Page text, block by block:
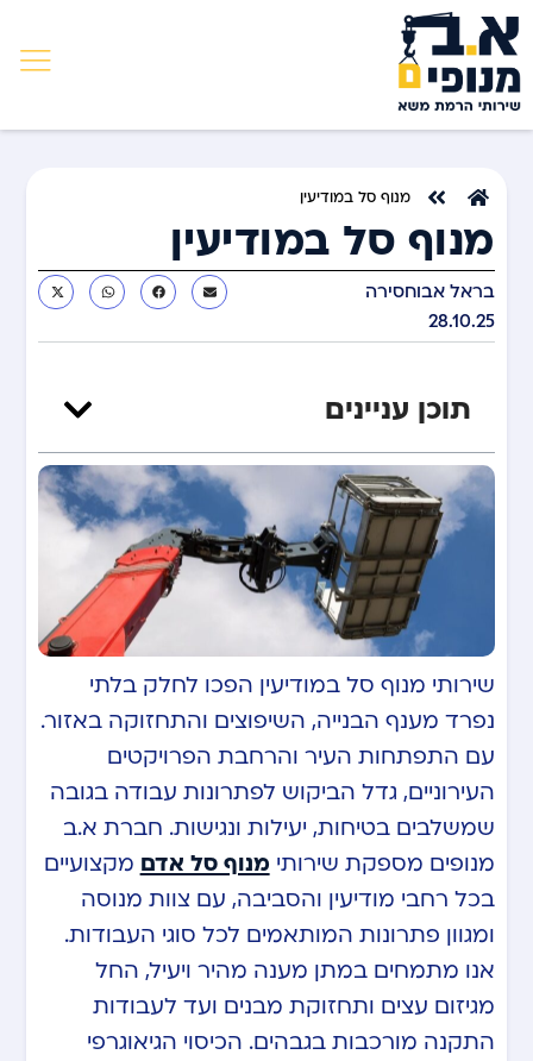
מנוף סל במודיעין
מנוף סל במודיעין
בראל אבוחסירה
28.10.25
תוכן עניינים
שירותי מנוף סל במודיעין הפכו לחלק בלתי
נפרד מענף הבנייה, השיפוצים והתחזוקה באזור.
עם התפתחות העיר והרחבת הפרויקטים
העירוניים, גדל הביקוש לפתרונות עבודה בגובה
שמשלבים בטיחות, יעילות ונגישות. חברת א.ב
מנופים מספקת שירותי מנוף סל אדם מקצועיים
בכל רחבי מודיעין והסביבה, עם צוות מנוסה
ומגוון פתרונות המותאמים לכל סוגי העבודות.
אנו מתמחים במתן מענה מהיר ויעיל, החל
מגיזום עצים ותחזוקת מבנים ועד לעבודות
התקנה מורכבות בגבהים. הכיסוי הגיאוגרפי